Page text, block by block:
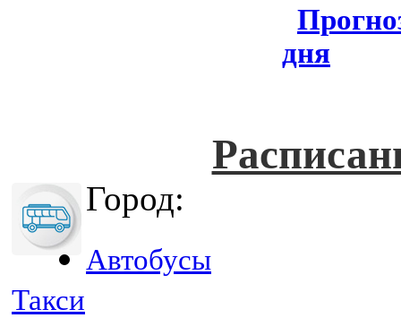
дня
Город:
Автобусы
Такси